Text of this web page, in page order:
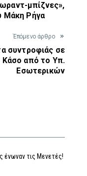
μπίζνες»,
Μάκη Ρήγα
Έπόμενο άρθρο
συντροφιάς σε
Κάσο από το Υπ.
Εσωτερικών
ένωναν τις Μενετές!